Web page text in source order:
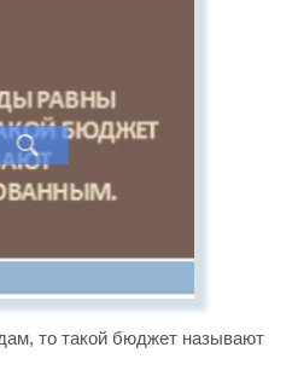
то такой бюджет называют